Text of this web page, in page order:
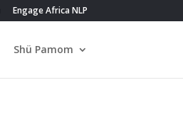
Engage Africa NLP
Shü Pamom